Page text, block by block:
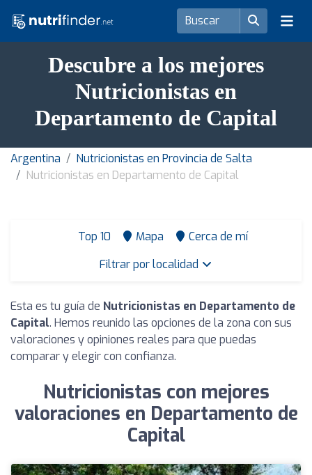
Descubre a los mejores
Nutricionistas en
Departamento de Capital
Argentina
Nutricionistas en Provincia de Salta
Nutricionistas en Departamento de Capital
Top 10 Mapa
Cerca de mí
Filtrar por localidad
Esta es tu guía de Nutricionistas en Departamento de
Capital. Hemos reunido las opciones de la zona con sus
valoraciones y opiniones reales para que puedas
comparar y elegir con confianza.
Nutricionistas con mejores
valoraciones en Departamento de
Capital